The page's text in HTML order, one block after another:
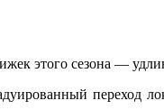
этого сезона —
переход